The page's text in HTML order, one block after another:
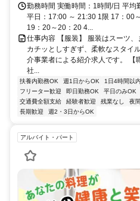
勤務時間 実働時間：1時間/日 平
平日：17:00 ～ 21:30 1限 17：00
19：20～20：20 4...
仕事内容 【服装】 服装はスーツ
カチッとしすぎず、柔軟なスタイ
介事業者による紹介求人です。 【
社...
扶養内勤務OK 週1日からOK 1日4時間以
フリーター歓迎
即日勤務OK 平日のみOK
交通費全額支給
経験者歓迎 残業なし 夜間
長期歓迎
週2・3日からOK
アルバイト・パート